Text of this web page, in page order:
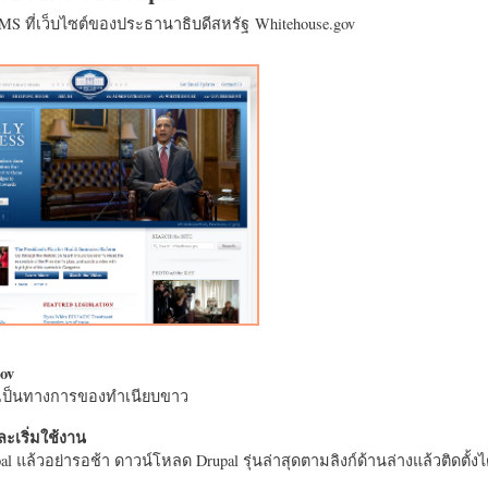
ที่เว็บไซต์ของประธานาธิบดีสหรัฐ Whitehouse.gov
ป็นทางการของทำเนียบขาว
เริ่มใช้งาน
แล้วอย่ารอช้า ดาวน์โหลด Drupal รุ่นล่าสุดตามลิงก์ด้านล่างแล้วติดตั้ง